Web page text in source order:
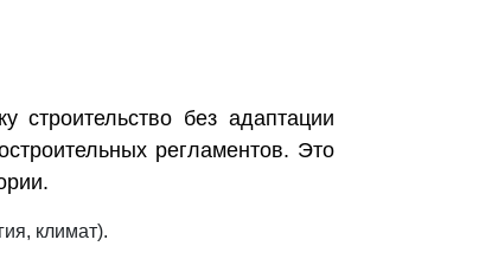
строительство без адаптации
регламентов. Это
климат).